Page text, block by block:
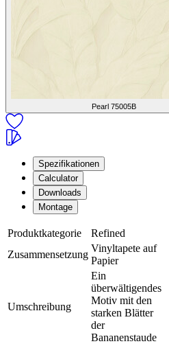
Pearl 75005B
Spezifikationen
Calculator
Downloads
Montage
Produktkategorie
Refined
Zusammensetzung
Vinyltapete auf
Papier
Umschreibung
Ein
überwältigendes
Motiv mit den
starken Blätter
der
Bananenstaude